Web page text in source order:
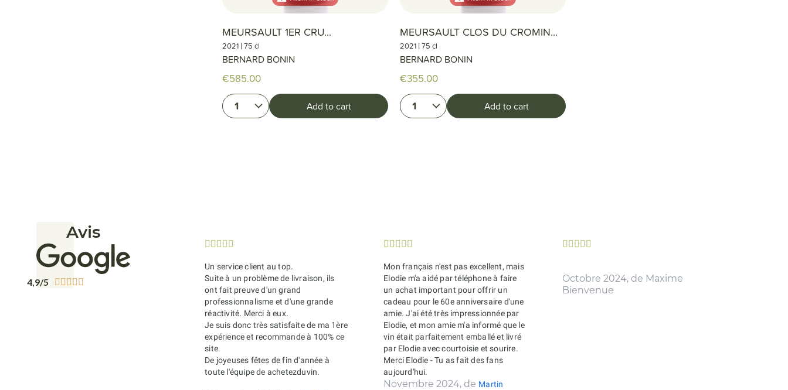
MEURSAULT 1ER CRU...
2021 |75 cl
BERNARD BONIN
€585.00
1 Add to cart
MEURSAULT CLOS DU CROMIN...
2021 |75 cl
BERNARD BONIN
€355.00
1 Add to cart
Avis
4,9/5     
    
Un service client au top.
Suite à un problème de livraison, ils
ont fait preuve d'un grand
professionnalisme et d'une grande
réactivité. Merci à eux.
Je suis donc très satisfaite de ma 1ère
expérience et recommande à 100% ce
site.
De joyeuses fêtes de fin d'année à
toute l'équipe de achetezduvin.
    
Mon français n'est pas excellent, mais
Elodie m'a aidé par téléphone à faire
un achat important pour offrir un
cadeau pour le 60e anniversaire d'une
amie. J'ai été très impressionnée par
Elodie, et mon amie m'a informé que le
vin était parfaitement emballé et livré
par Elodie avec courtoisie et sourire.
Merci Elodie - Tu as fait des fans
aujourd'hui.
Novembre 2024, de Martin
    
Octobre 2024, de Maxime
Bienvenue